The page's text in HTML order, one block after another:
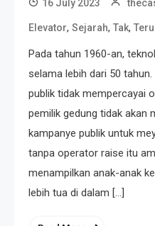
16 July 2023
Elevator, Sejarah, Tak,
Pada tahun 1960-an,
selama lebih dari 50
publik tidak mempercayai
pemilik gedung tidak akan
kampanye publik untuk
tanpa operator raise itu
menampilkan anak-anak
lebih tua di dalam […]